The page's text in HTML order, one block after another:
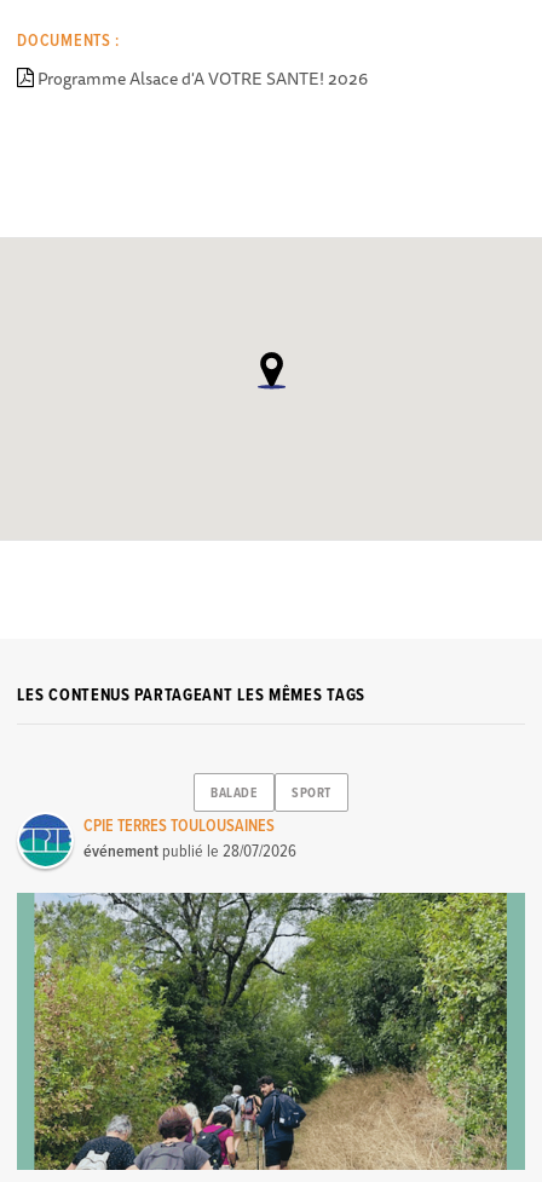
DOCUMENTS :
Programme Alsace d'A VOTRE SANTE! 2026
LES CONTENUS PARTAGEANT LES MÊMES TAGS
BALADE SPORT
CPIE TERRES TOULOUSAINES
événement publié le28/07/2026